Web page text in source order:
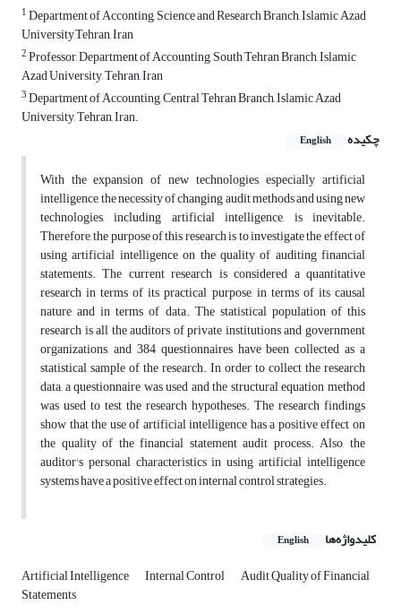
1Department of Acconting, Science and Research Branch, Islamic Azad
University,Tehran, Iran
2Professor, Department of Accounting, South Tehran Branch, Islamic
Azad University, Tehran, Iran
3Department of Accounting, Central Tehran Branch, Islamic Azad
University, Tehran, Iran.
چکیده
English
With the expansion of new technologies, especially artificial
intelligence, the necessity of changing audit methods and using new
technologies, including artificial intelligence, is inevitable.
Therefore, the purpose of this research is to investigate the effect of
using artificial intelligence on the quality of auditing financial
statements. The current research is considered a quantitative
research in terms of its practical purpose, in terms of its causal
nature and in terms of data. The statistical population of this
research is all the auditors of private institutions and government
organizations, and 384 questionnaires have been collected as a
statistical sample of the research. In order to collect the research
data, a questionnaire was used and the structural equation method
was used to test the research hypotheses. The research findings
show that the use of artificial intelligence has a positive effect on
the quality of the financial statement audit process. Also, the
auditor's personal characteristics in using artificial intelligence
systems have a positive effect on internal control strategies.
کلیدواژه‌ها English
Artificial Intelligence Internal Control Audit Quality of Financial
Statements